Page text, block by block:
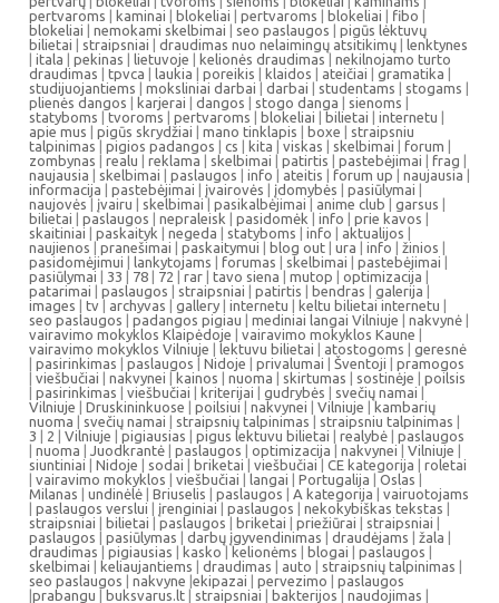
pertvaroms | kaminai | blokeliai | pertvaroms | blokeliai | fibo |
blokeliai | nemokami skelbimai | seo paslaugos | pigūs lėktuvų
bilietai | straipsniai | draudimas nuo nelaimingų atsitikimų | lenktynes
| itala | pekinas | lietuvoje | kelionės draudimas| nekilnojamo turto
draudimas | tpvca | laukia | poreikis | klaidos | ateičiai | gramatika |
studijuojantiems | moksliniai darbai | darbai | studentams | stogams |
plienės dangos | karjerai | dangos | stogo danga | sienoms |
statyboms | tvoroms | pertvaroms | blokeliai | bilietai | internetu |
apie mus | pigūs skrydžiai | mano tinklapis | boxe | straipsniu
talpinimas | pigios padangos | cs | kita | viskas | skelbimai | forum |
zombynas | realu | reklama | skelbimai | patirtis | pastebėjimai | frag |
naujausia | skelbimai | paslaugos | info | ateitis | forum up | naujausia |
informacija | pastebėjimai | įvairovės | įdomybės | pasiūlymai |
naujovės | įvairu | skelbimai| pasikalbėjimai | anime club | garsus |
bilietai | paslaugos | nepraleisk | pasidomėk | info | prie kavos |
skaitiniai | paskaityk | negeda | statyboms | info | aktualijos |
naujienos | pranešimai | paskaitymui | blog out | ura | info | žinios |
pasidomėjimui | lankytojams | forumas | skelbimai | pastebėjimai |
pasiūlymai | 33 | 78 | 72 | rar | tavo siena | mutop | optimizacija |
patarimai | paslaugos | straipsniai | patirtis | bendras | galerija |
images | tv | archyvas | gallery | internetu | keltu bilietai internetu |
seo paslaugos | padangos pigiau | mediniai langai Vilniuje | nakvynė |
vairavimo mokyklos Klaipėdoje | vairavimo mokyklos Kaune |
vairavimo mokyklos Vilniuje | lektuvu bilietai | atostogoms | geresnė
| pasirinkimas | paslaugos | Nidoje | privalumai | Šventoji | pramogos
| viešbučiai | nakvynei | kainos | nuoma | skirtumas | sostinėje | poilsis
| pasirinkimas | viešbučiai | kriterijai | gudrybės | svečių namai |
Vilniuje | Druskininkuose | poilsiui | nakvynei | Vilniuje |kambarių
nuoma | svečių namai | straipsnių talpinimas | straipsniu talpinimas |
3 | 2 | Vilniuje |pigiausias | pigus lektuvu bilietai | realybė | paslaugos
| nuoma | Juodkrantė | paslaugos | optimizacija | nakvynei | Vilniuje |
siuntiniai | Nidoje | sodai | briketai | viešbučiai | CE kategorija | roletai
| vairavimo mokyklos | viešbučiai | langai | Portugalija | Oslas |
Milanas | undinėlė | Briuselis | paslaugos | A kategorija | vairuotojams
| paslaugos verslui | įrenginiai | paslaugos | nekokybiškas tekstas |
straipsniai | bilietai |paslaugos | briketai | priežiūrai | straipsniai |
paslaugos | pasiūlymas | darbų įgyvendinimas | draudėjams | žala |
draudimas | pigiausias | kasko|kelionėms | blogai | paslaugos |
skelbimai | keliaujantiems | draudimas | auto | straipsnių talpinimas |
seo paslaugos | nakvyne |ekipazai | pervezimo | paslaugos
|prabangu | buksvarus.lt | straipsniai | bakterijos | naudojimas |